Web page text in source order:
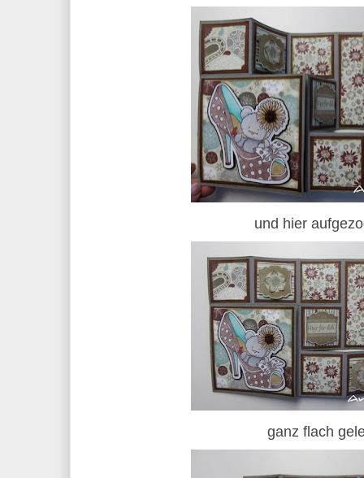
und hier
ganz flach